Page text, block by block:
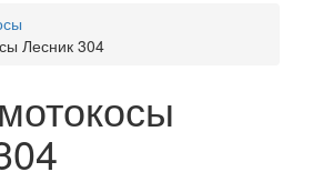
Лесник 304